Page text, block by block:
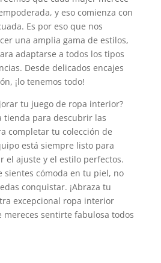
y eso comienza con
Es por eso que nos
una amplia gama de estilos,
adaptarse a todos los tipos
Desde delicados encajes
¡lo tenemos todo!
tu juego de ropa interior?
tienda para descubrir las
completar tu colección de
está siempre listo para
el ajuste y el estilo perfectos.
sientes cómoda en tu piel, no
conquistar. ¡Abraza tu
excepcional ropa interior
sentirte fabulosa todos